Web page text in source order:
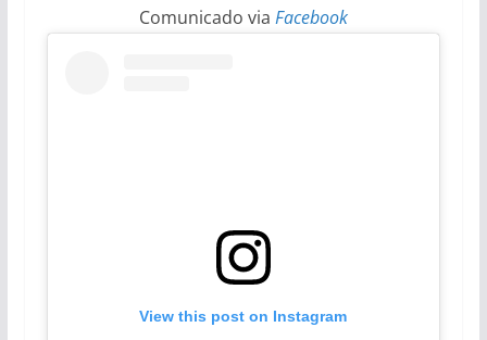
Comunicado via Facebook
View this post on Instagram